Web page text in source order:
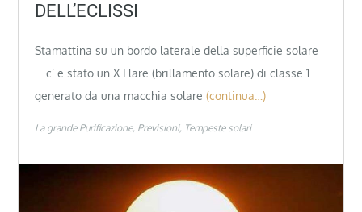
DELL’ECLISSI
Stamattina su un bordo laterale della superficie solare
… c’ e stato un X Flare (brillamento solare) di classe 1
generato da una macchia solare (continua…)
La grande Purificazione Previsioni Tempeste solari